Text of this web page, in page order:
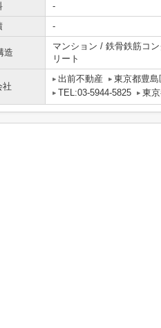
-
-
造
マンション / 鉄骨鉄筋コン
リート
社
出前不動産
東京都豊
TEL:03-5944-5825
東